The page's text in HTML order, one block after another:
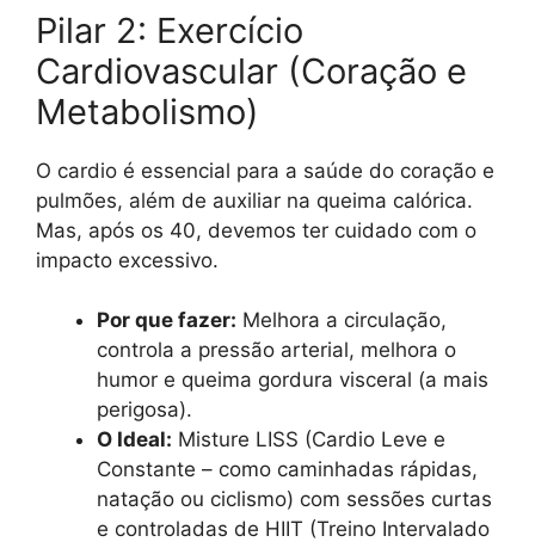
Pilar 2: Exercício
Cardiovascular (Coração e
Metabolismo)
O cardio é essencial para a saúde do coração e
pulmões, além de auxiliar na queima calórica.
Mas, após os 40, devemos ter cuidado com o
impacto excessivo.
Por que fazer: Melhora a circulação,
controla a pressão arterial, melhora o
humor e queima gordura visceral (a mais
perigosa).
O Ideal: Misture LISS (Cardio Leve e
Constante – como caminhadas rápidas,
natação ou ciclismo) com sessões curtas
e controladas de HIIT (Treino Intervalado